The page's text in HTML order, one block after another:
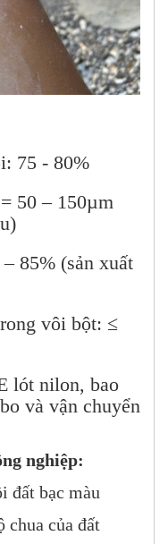
75 - 80%
50 – 150µm
85% (sản xuất
vôi bột: ≤
lót nilon, bao
và vận chuyển
nghiệp:
đất bạc màu
chua của đất